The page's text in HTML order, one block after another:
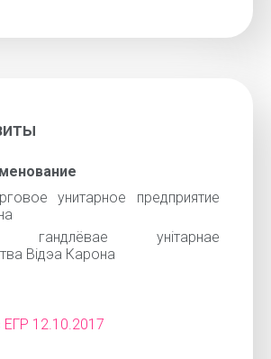
унитарное предприятие
гандлёвае унiтарнае
Вiдэа Карона
ЕГР 12.10.2017